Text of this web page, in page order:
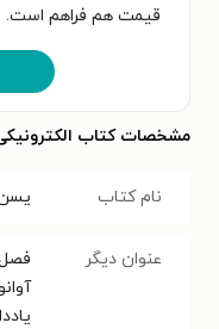
قیمت هم فراهم است.
مشخصات کتاب
نام کتاب
عنوان دیگر